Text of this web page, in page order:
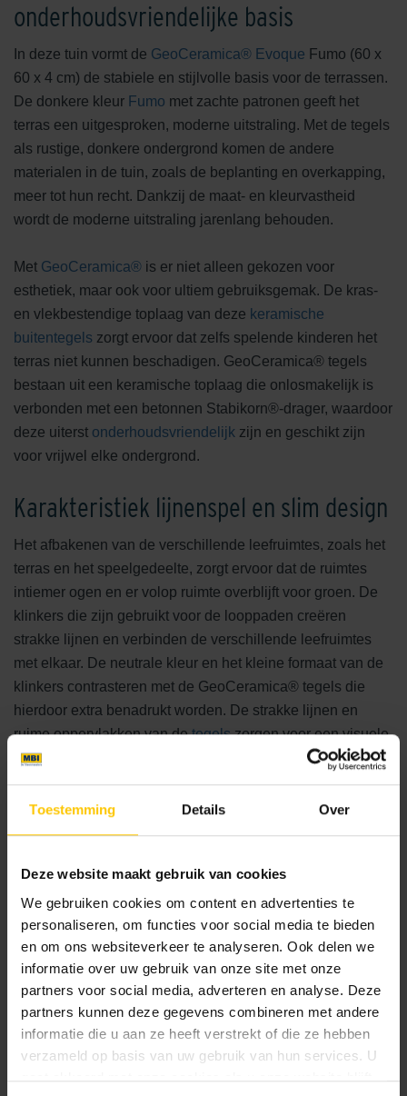
Toestemming Details Over
Deze website maakt gebruik van cookies
We gebruiken cookies om content en advertenties te
personaliseren, om functies voor social media te bieden
en om ons websiteverkeer te analyseren. Ook delen we
informatie over uw gebruik van onze site met onze
partners voor social media, adverteren en analyse. Deze
partners kunnen deze gegevens combineren met andere
informatie die u aan ze heeft verstrekt of die ze hebben
verzameld op basis van uw gebruik van hun services. U
gaat akkoord met onze cookies als u onze website blijft
onderhoudsvriendelijke basis
In deze tuin vormt de GeoCeramica® Evoque Fumo (60 x
60 x 4 cm) de stabiele en stijlvolle basis voor de terrassen.
De donkere kleur Fumo met zachte patronen geeft het
terras een uitgesproken, moderne uitstraling. Met de tegels
als rustige, donkere ondergrond komen de andere
materialen in de tuin, zoals de beplanting en overkapping,
meer tot hun recht. Dankzij de maat- en kleurvastheid
wordt de moderne uitstraling jarenlang behouden.
Met GeoCeramica® is er niet alleen gekozen voor
esthetiek, maar ook voor ultiem gebruiksgemak. De kras-
en vlekbestendige toplaag van deze keramische
buitentegels zorgt ervoor dat zelfs spelende kinderen het
terras niet kunnen beschadigen. GeoCeramica® tegels
bestaan uit een keramische toplaag die onlosmakelijk is
verbonden met een betonnen Stabikorn®-drager, waardoor
deze uiterst onderhoudsvriendelijk zijn en geschikt zijn
voor vrijwel elke ondergrond.
Karakteristiek lijnenspel en slim design
Het afbakenen van de verschillende leefruimtes, zoals het
terras en het speelgedeelte, zorgt ervoor dat de ruimtes
intiemer ogen en er volop ruimte overblijft voor groen. De
klinkers die zijn gebruikt voor de looppaden creëren
strakke lijnen en verbinden de verschillende leefruimtes
met elkaar. De neutrale kleur en het kleine formaat van de
klinkers contrasteren met de GeoCeramica® tegels die
hierdoor extra benadrukt worden. De strakke lijnen en
ruime oppervlakken van detegelszorgen voor een visuele
rust die bijdraagt aan de moderne uitstraling.
Een sfeervol en samenhangend geheel
materialen. Van het warme hout, de neutrale klinkers en
GeoCeramica® tegels. Verschillende texturen en kleuren
contrasteren elkaar, zonder dat deze storen. De combinatie
van materialen leidt tot een sfeervol en samenhangend
geheel met een moderne uitstraling.
Ook op zoek naar een moderne, levendige uitstraling voor
de tuin? Bezoek een van onzeErkende Dealersvoor meer
informatie, advies en inspiratie.